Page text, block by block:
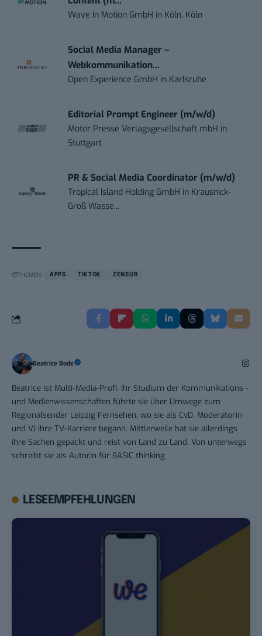
Wave In Motion GmbH in Köln, Köln
Social Media Manager –
Webkommunikation...
Open Experience GmbH in Karlsruhe
Editorial Prompt Engineer (m/w/d)
Motor Presse Verlagsgesellschaft mbH in
Stuttgart
PR & Social Media Coordinator (m/w/d)
Tropical Island Holding GmbH in Krausnick-
Groß Wasse...
THEMEN: APPS TIKTOK ZENSUR
Beatrice Bode
Beatrice ist Multi-Media-Profi. Ihr Studium der Kommunikations -
und Medienwissenschaften führte sie über Umwege zum
Regionalsender Leipzig Fernsehen, wo sie als CvD, Moderatorin
und VJ ihre TV-Karriere begann. Mittlerweile hat sie allerdings
ihre Sachen gepackt und reist von Land zu Land. Von unterwegs
schreibt sie als Autorin für BASIC thinking.
LESEEMPFEHLUNGEN